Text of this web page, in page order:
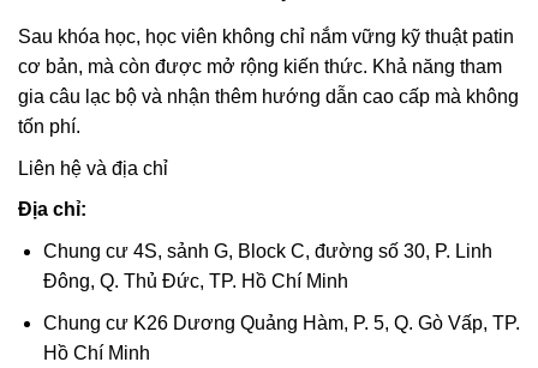
Sau khóa học, học viên không chỉ nắm vững kỹ thuật patin
cơ bản, mà còn được mở rộng kiến thức. Khả năng tham
gia câu lạc bộ và nhận thêm hướng dẫn cao cấp mà không
tốn phí.
Liên hệ và địa chỉ
Địa chỉ:
Chung cư 4S, sảnh G, Block C, đường số 30, P. Linh
Đông, Q. Thủ Đức, TP. Hồ Chí Minh
Chung cư K26 Dương Quảng Hàm, P. 5, Q. Gò Vấp, TP.
Hồ Chí Minh